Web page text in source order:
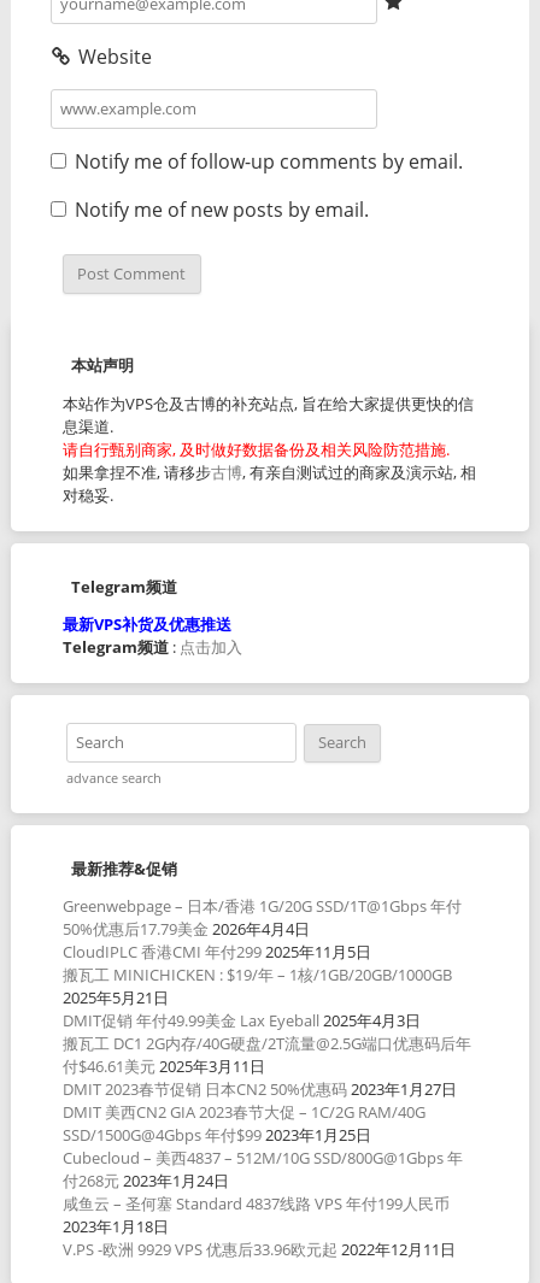
Website
Notify me of follow-up comments by email.
Notify me of new posts by email.
本站声明
本站作为VPS仓及古博的补充站点, 旨在给大家提供更快的信
息渠道.
请自行甄别商家, 及时做好数据备份及相关风险防范措施.
如果拿捏不准, 请移步古博, 有亲自测试过的商家及演示站, 相
对稳妥.
Telegram频道
最新VPS补货及优惠推送
Telegram频道: 点击加入
advance search
最新推荐&促销
Greenwebpage – 日本/香港 1G/20G SSD/1T@1Gbps 年付
50%优惠后17.79美金 2026年4月4日
CloudIPLC 香港CMI 年付2992025年11月5日
搬瓦工 MINICHICKEN : $19/年 – 1核/1GB/20GB/1000GB
2025年5月21日
DMIT促销 年付49.99美金 Lax Eyeball 2025年4月3日
搬瓦工 DC1 2G内存/40G硬盘/2T流量@2.5G端口优惠码后年
付$46.61美元2025年3月11日
DMIT 2023春节促销 日本CN2 50%优惠码2023年1月27日
DMIT 美西CN2 GIA 2023春节大促 – 1C/2G RAM/40G
SSD/1500G@4Gbps 年付$992023年1月25日
Cubecloud – 美西4837 – 512M/10G SSD/800G@1Gbps 年
付268元2023年1月24日
咸鱼云 – 圣何塞 Standard 4837线路 VPS 年付199人民币
2023年1月18日
V.PS -欧洲 9929 VPS 优惠后33.96欧元起 2022年12月11日